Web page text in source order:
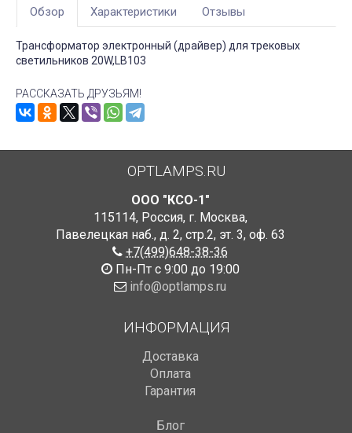
Обзор Характеристики Отзывы
Трансформатор электронный (драйвер) для трековых
светильников 20W,LB103
РАССКАЗАТЬ ДРУЗЬЯМ!
OPTLAMPS.RU
ООО "КСО-1"
115114, Россия, г. Москва,
Павелецкая наб., д. 2, стр.2, эт. 3, оф. 63
+7(499)648-38-36
Пн-Пт с 9:00 до 19:00
info@optlamps.ru
ИНФОРМАЦИЯ
Доставка
Оплата
Гарантия
Блог